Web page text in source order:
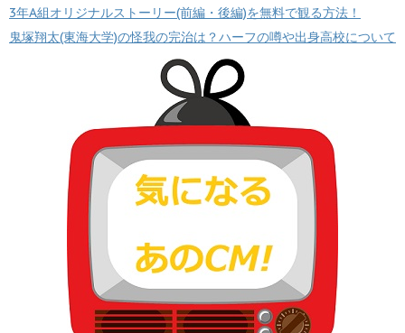
3年A組オリジナルストーリー(前編・後編)を無料で観る方法！
鬼塚翔太(東海大学)の怪我の完治は？ハーフの噂や出身高校について